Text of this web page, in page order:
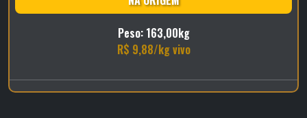
Peso: 163,00kg
R$ 9,88/kg vivo